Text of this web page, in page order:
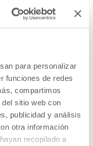
para personalizar
funciones de redes
compartimos
sitio web con
publicidad y análisis
otra información
recopilado a
el
pero
o en la
aquí.